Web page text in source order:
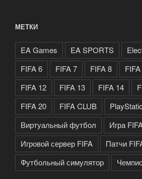
МЕТКИ
EA Games EA SPORTS
FIFA 6
FIFA 7 FIFA 8
FIFA 12
FIFA 13 FIFA 14
FIFA 20
FIFA CLUB
Виртуальный футбол
Игра
Игровой сервер FIFA
Патчи
Футбольный симулятор